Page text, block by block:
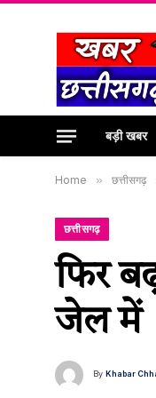
बड़ी खबर
Home » छत्तीसगढ़
छत्तीसगढ़
फिर
जेल में
By Khabar